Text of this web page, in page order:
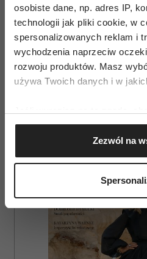
osobiste dane, np. adres IP,
technologii jak pliki cookie, w
spersonalizowanych reklam i
wychodzenia naprzeciw
rozwoju produktów. Masz
używa Twoich danych i w
Gromadzić dane
geograficznej z
Identyfikować Twoje
(fingerprinting, czyli
dane są przetwarzane oraz
sekcji szczegółów
. W
zmienić lub wycofać swoją
Zezwól na
– próba 2237
Badanie zostało
mat. pras.